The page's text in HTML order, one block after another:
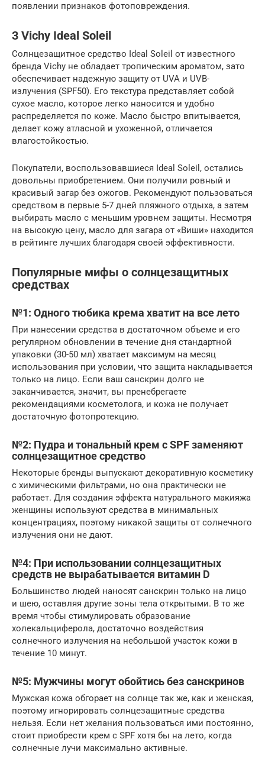
появлении признаков фотоповреждения.
3 Vichy Ideal Soleil
Солнцезащитное средство Ideal Soleil от известного
бренда Vichy не обладает тропическим ароматом, зато
обеспечивает надежную защиту от UVA и UVB-
излучения (SPF50). Его текстура представляет собой
сухое масло, которое легко наносится и удобно
распределяется по коже. Масло быстро впитывается,
делает кожу атласной и ухоженной, отличается
влагостойкостью.
Покупатели, воспользовавшиеся Ideal Soleil, остались
довольны приобретением. Они получили ровный и
красивый загар без ожогов. Рекомендуют пользоваться
средством в первые 5-7 дней пляжного отдыха, а затем
выбирать масло с меньшим уровнем защиты. Несмотря
на высокую цену, масло для загара от «Виши» находится
в рейтинге лучших благодаря своей эффективности.
Популярные мифы о солнцезащитных
средствах
№1: Одного тюбика крема хватит на все лето
При нанесении средства в достаточном объеме и его
регулярном обновлении в течение дня стандартной
упаковки (30-50 мл) хватает максимум на месяц
использования при условии, что защита накладывается
только на лицо. Если ваш санскрин долго не
заканчивается, значит, вы пренебрегаете
рекомендациями косметолога, и кожа не получает
достаточную фотопротекцию.
№2: Пудра и тональный крем с SPF заменяют
солнцезащитное средство
Некоторые бренды выпускают декоративную косметику
с химическими фильтрами, но она практически не
работает. Для создания эффекта натурального макияжа
женщины используют средства в минимальных
концентрациях, поэтому никакой защиты от солнечного
излучения они не дают.
№4: При использовании солнцезащитных
средств не вырабатывается витамин D
Большинство людей наносят санскрин только на лицо
и шею, оставляя другие зоны тела открытыми. В то же
время чтобы стимулировать образование
холекальциферола, достаточно воздействия
солнечного излучения на небольшой участок кожи в
течение 10 минут.
№5: Мужчины могут обойтись без санскринов
Мужская кожа обгорает на солнце так же, как и женская,
поэтому игнорировать солнцезащитные средства
нельзя. Если нет желания пользоваться ими постоянно,
стоит приобрести крем с SPF хотя бы на лето, когда
солнечные лучи максимально активные.